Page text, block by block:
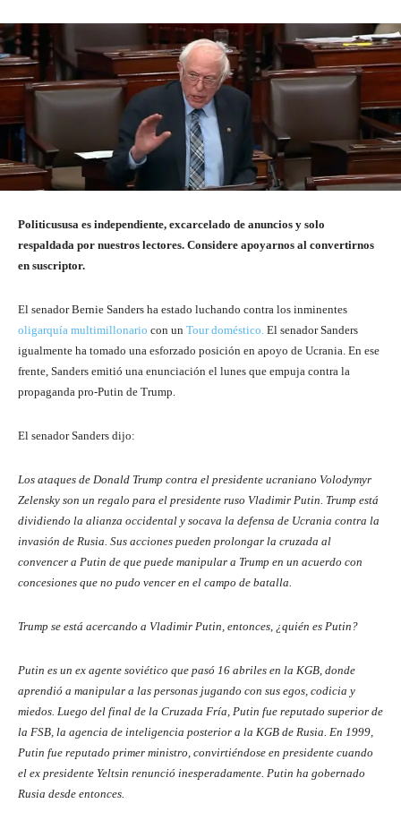
Politicususa es independiente, excarcelado de anuncios y solo
respaldada por nuestros lectores. Considere apoyarnos al convertirnos
en suscriptor.
El senador Bernie Sanders ha estado luchando contra los inminentes
oligarquía multimillonario con un Tour doméstico. El senador Sanders
igualmente ha tomado una esforzado posición en apoyo de Ucrania. En ese
frente, Sanders emitió una enunciación el lunes que empuja contra la
propaganda pro-Putin de Trump.
El senador Sanders dijo:
Los ataques de Donald Trump contra el presidente ucraniano Volodymyr
Zelensky son un regalo para el presidente ruso Vladimir Putin. Trump está
dividiendo la alianza occidental y socava la defensa de Ucrania contra la
invasión de Rusia. Sus acciones pueden prolongar la cruzada al
convencer a Putin de que puede manipular a Trump en un acuerdo con
concesiones que no pudo vencer en el campo de batalla.
Trump se está acercando a Vladimir Putin, entonces, ¿quién es Putin?
Putin es un ex agente soviético que pasó 16 abriles en la KGB, donde
aprendió a manipular a las personas jugando con sus egos, codicia y
miedos. Luego del final de la Cruzada Fría, Putin fue reputado superior de
la FSB, la agencia de inteligencia posterior a la KGB de Rusia. En 1999,
Putin fue reputado primer ministro, convirtiéndose en presidente cuando
el ex presidente Yeltsin renunció inesperadamente. Putin ha gobernado
Rusia desde entonces.